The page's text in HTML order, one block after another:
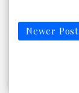
Newer Post